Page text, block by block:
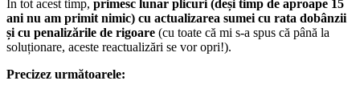
In tot acest timp, primesc lunar plicuri (deși timp de aproape 15
ani nu am primit nimic) cu actualizarea sumei cu rata dobânzii
și cu penalizările de rigoare (cu toate că mi s-a spus că până la
soluționare, aceste reactualizări se vor opri!).
Precizez următoarele: